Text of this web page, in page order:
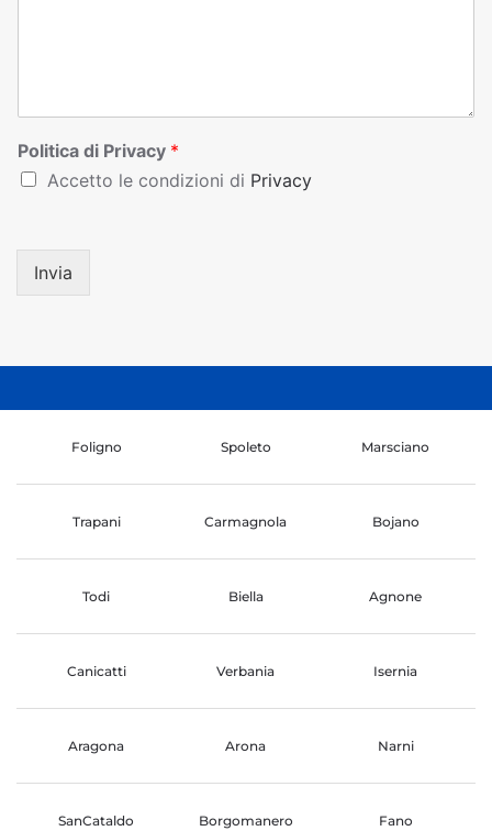
Politica di Privacy *
Accetto le condizioni di Privacy
Invia
Foligno Spoleto Marsciano
Trapani Carmagnola Bojano
Todi Biella Agnone
Canicatti Verbania Isernia
Aragona Arona Narni
SanCataldo Borgomanero Fano